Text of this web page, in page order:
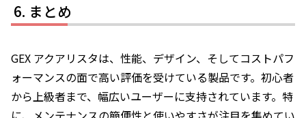
まとめ
GEX アクアリスタは、性能、デザイン、そしてコストパフ
ォーマンスの面で高い評価を受けている製品です。初心者
から上級者まで、幅広いユーザーに支持されています。特